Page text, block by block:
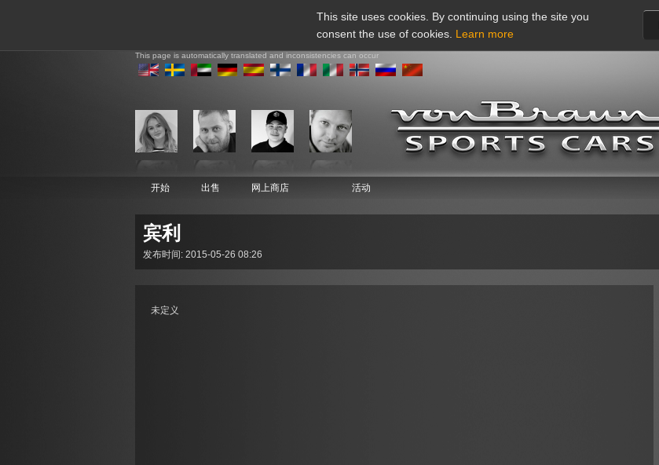
This site uses cookies. By continuing using the site you
consent the use of cookies. Learn more
This page is automatically translated and inconsistencies can occur
开始 出售 网上商店 活动
宾利
发布时间: 2015-05-26 08:26
未定义